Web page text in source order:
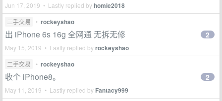
Jun 17, 2019 • Lastly replied byhomie2018
二手交易 • rockeyshao
出 iPhone 6s 16g 全网通 无拆无修
May 15, 2019 • Lastly replied byrockeyshao
2
二手交易 • rockeyshao
收个 iPhone8。
May 11, 2019 • Lastly replied by Fantacy999
2